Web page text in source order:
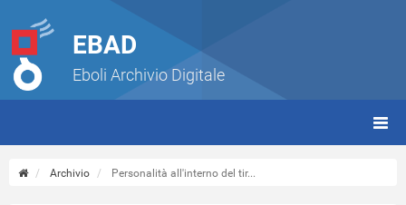
EBAD
Eboli Archivio Digitale
Archivio Personalità all'interno del tir...